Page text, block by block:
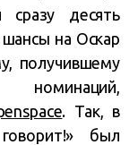
сразу десять
на Оскар
получившему
номинаций,
. Так, в
был